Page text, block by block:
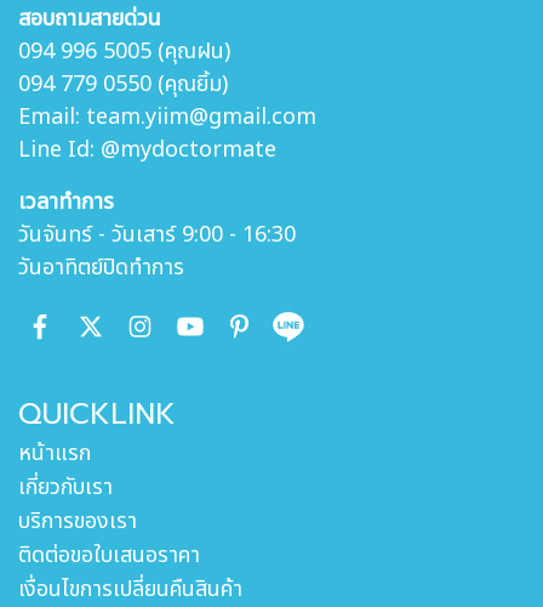
สอบถามสายด่วน
094 996 5005 (คุณฝน)
094 779 0550 (คุณยิ้ม)
Email: team.yiim@gmail.com
Line Id: @mydoctormate
เวลาทำการ
วันจันทร์ - วันเสาร์ 9:00 - 16:30
วันอาทิตย์ปิดทำการ
QUICKLINK
หน้าแรก
เกี่ยวกับเรา
บริการของเรา
ติดต่อขอใบเสนอราคา
เงื่อนไขการเปลี่ยนคืนสินค้า